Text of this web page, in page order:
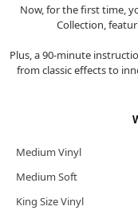
Now, for the first time,
Collection,
Plus, a 90-minute
from classic effects to
Medium Vinyl
Medium Soft
King Size Vinyl